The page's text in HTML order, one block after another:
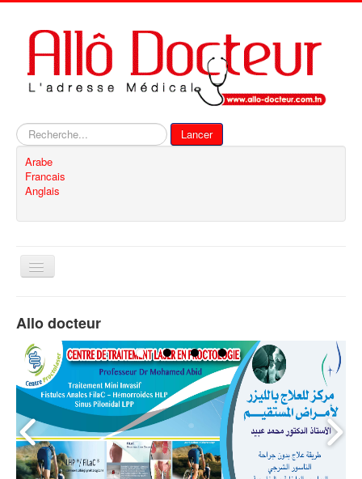
Rechercher
Lancer
Arabe
Francais
Anglais
Basculer
Contact
Allo docteur